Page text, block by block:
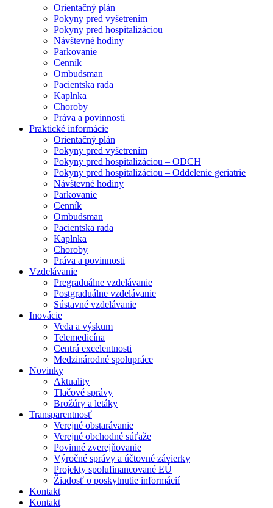
Orientačný plán
Pokyny pred vyšetrením
Pokyny pred hospitalizáciou
Návštevné hodiny
Parkovanie
Cenník
Ombudsman
Pacientska rada
Kaplnka
Choroby
Práva a povinnosti
Praktické informácie
Orientačný plán
Pokyny pred vyšetrením
Pokyny pred hospitalizáciou – ODCH
Pokyny pred hospitalizáciou – Oddelenie geriatrie
Návštevné hodiny
Parkovanie
Cenník
Ombudsman
Pacientska rada
Kaplnka
Choroby
Práva a povinnosti
Vzdelávanie
Pregraduálne vzdelávanie
Postgraduálne vzdelávanie
Sústavné vzdelávanie
Inovácie
Veda a výskum
Telemedicína
Centrá excelentnosti
Medzinárodné spolupráce
Novinky
Aktuality
Tlačové správy
Brožúry a letáky
Transparentnosť
Verejné obstarávanie
Verejné obchodné súťaže
Povinné zverejňovanie
Výročné správy a účtovné závierky
Projekty spolufinancované EÚ
Žiadosť o poskytnutie informácií
Kontakt
Kontakt